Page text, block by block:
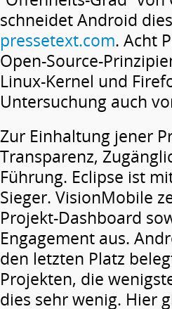
schneidet Android
pressetext.com. Acht
Open-Source-
Linux-Kernel und
Untersuchung auch
Zur Einhaltung jener
Transparenz,
Führung. Eclipse ist
Sieger. VisionMobile
Projekt-Dashboard
Engagement aus.
den letzten Platz
Projekten, die
dies sehr wenig. Hier